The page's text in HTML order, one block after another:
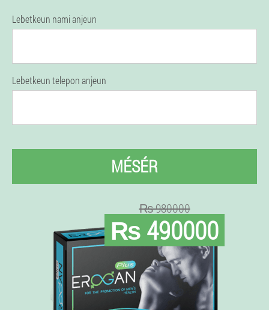
Lebetkeun nami anjeun
Lebetkeun telepon anjeun
MÉSÉR
₨ 980000
₨ 490000